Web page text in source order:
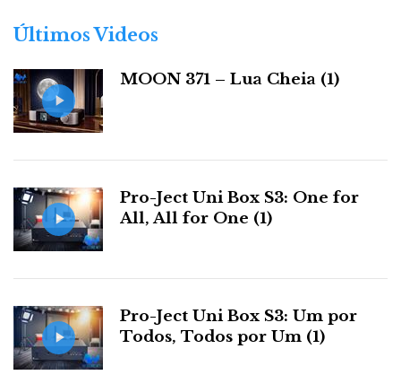
r
s
Últimos Videos
MOON 371 – Lua Cheia (1)
Pro-Ject Uni Box S3: One for
All, All for One (1)
Pro-Ject Uni Box S3: Um por
Todos, Todos por Um (1)